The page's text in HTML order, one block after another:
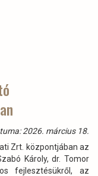
2026. március 18.
Zrt. központjában az
Károly, dr. Tomor
fejlesztésükről, az